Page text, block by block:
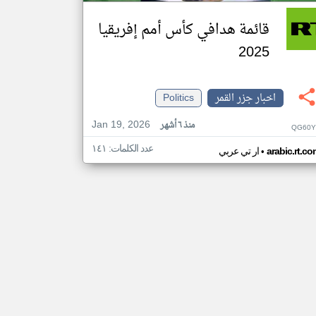
قائمة هدافي كأس أمم إفريقيا
2025
اخبار جزر القمر
Politics
Jan 19, 2026
منذ ٦ أشهر
ار تي عربي• عدد الكلمات: ١٤١